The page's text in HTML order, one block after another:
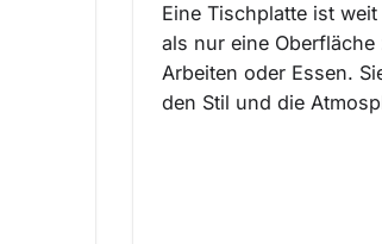
Eine Tischplatte ist
als nur eine Oberfläche
Arbeiten oder Essen.
den Stil und die